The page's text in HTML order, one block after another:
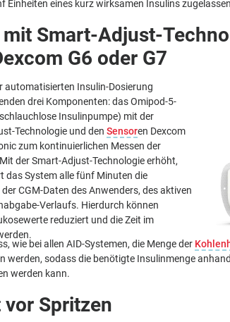
Einheiten eines kurz wirksamen Insulins
Smart-Adjust-
G6 oder G7
automatisierten Insulin-Dosierung
drei Komponenten: das Omipod-5-
Insulinpumpe) mit der
Technologie und den Sensoren Dexcom
zum kontinuierlichen Messen der
der Smart-Adjust-Technologie erhöht,
das System alle fünf Minuten die
CGM-Daten des Anwenders, des aktiven
Verlaufs. Hierdurch können
reduziert und die Zeit im
wie bei allen AID-Systemen, die Menge der
werden, sodass die benötigte Insulinmenge
werden kann.
vor Spritzen